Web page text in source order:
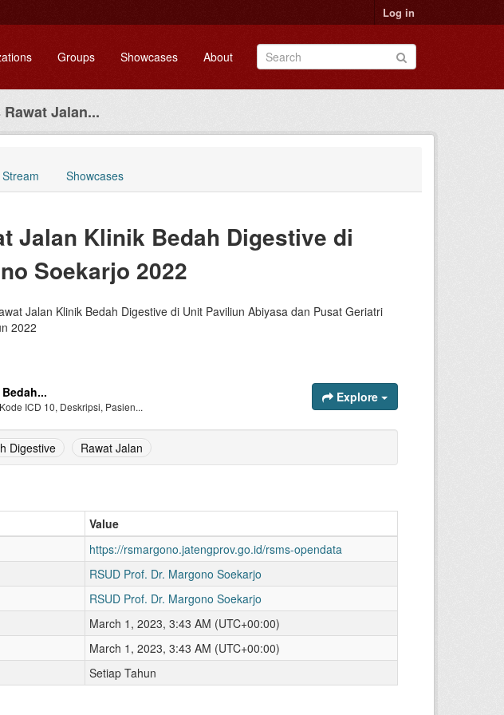
Log in
Groups Showcases About
Jalan...
Showcases
Jalan Klinik Bedah Digestive di
Soekarjo 2022
Jalan Klinik Bedah Digestive di Unit Paviliun Abiyasa dan Pusat Geriatri
2022
ICD 10, Deskripsi, Pasien...
Explore
Digestive Rawat Jalan
Value
https://rsmargono.jatengprov.go.id/rsms-opendata
RSUD Prof. Dr. Margono Soekarjo
RSUD Prof. Dr. Margono Soekarjo
March 1, 2023, 3:43 AM (UTC+00:00)
March 1, 2023, 3:43 AM (UTC+00:00)
Setiap Tahun